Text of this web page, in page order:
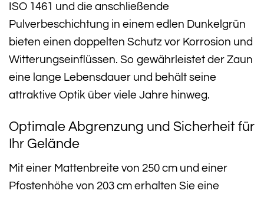
ISO 1461 und die anschließende
Pulverbeschichtung in einem edlen Dunkelgrün
bieten einen doppelten Schutz vor Korrosion und
Witterungseinflüssen. So gewährleistet der Zaun
eine lange Lebensdauer und behält seine
attraktive Optik über viele Jahre hinweg.
Optimale Abgrenzung und Sicherheit für
Ihr Gelände
Mit einer Mattenbreite von 250 cm und einer
Pfostenhöhe von 203 cm erhalten Sie eine